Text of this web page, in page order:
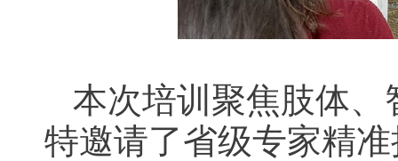
本次培训聚焦肢体
特邀请了省级专家精